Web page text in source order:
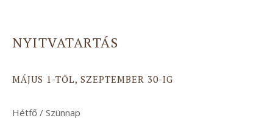
NYITVATARTÁS
MÁJUS 1-TŐL, SZEPTEMBER 30-IG
Hétfő / Szünnap